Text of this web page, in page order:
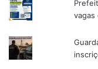
vagas